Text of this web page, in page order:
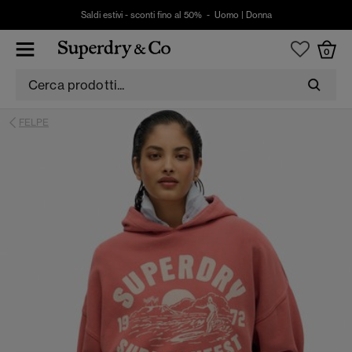
Saldi estivi - sconti fino al 50% - Uomo Donna
0
FELPE